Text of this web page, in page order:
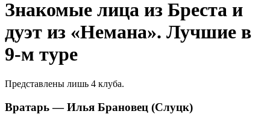
Знакомые лица из Бреста и
дуэт из «Немана». Лучшие в
9-м туре
Представлены лишь 4 клуба.
Вратарь — Илья Брановец (Слуцк)